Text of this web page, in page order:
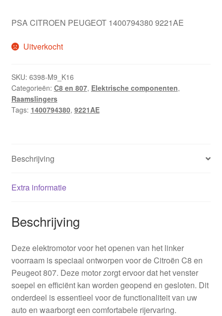
PSA CITROEN PEUGEOT 1400794380 9221AE
Uitverkocht
SKU: 6398-M9_K16
Categorieën: C8 en 807, Elektrische componenten,
Raamslingers
Tags: 1400794380, 9221AE
Beschrijving
Extra informatie
Beschrijving
Deze elektromotor voor het openen van het linker
voorraam is speciaal ontworpen voor de Citroën C8 en
Peugeot 807. Deze motor zorgt ervoor dat het venster
soepel en efficiënt kan worden geopend en gesloten. Dit
onderdeel is essentieel voor de functionaliteit van uw
auto en waarborgt een comfortabele rijervaring.